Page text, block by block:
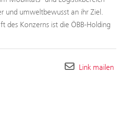
und umweltbewusst an ihr Ziel.
des Konzerns ist die ÖBB-Holding
Link mailen